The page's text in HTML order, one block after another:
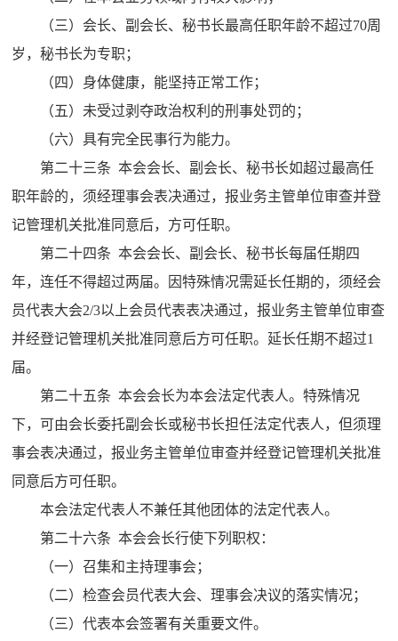
（三）会长、副会长、秘书长最高任职年龄不超过70周
岁，秘书长为专职；
（四）身体健康，能坚持正常工作；
（五）未受过剥夺政治权利的刑事处罚的；
（六）具有完全民事行为能力。
第二十三条 本会会长、副会长、秘书长如超过最高任
职年龄的，须经理事会表决通过，报业务主管单位审查并登
记管理机关批准同意后，方可任职。
第二十四条 本会会长、副会长、秘书长每届任期四
年，连任不得超过两届。因特殊情况需延长任期的，须经会
员代表大会2/3以上会员代表表决通过，报业务主管单位审查
并经登记管理机关批准同意后方可任职。延长任期不超过1
届。
第二十五条 本会会长为本会法定代表人。特殊情况
下，可由会长委托副会长或秘书长担任法定代表人，但须理
事会表决通过，报业务主管单位审查并经登记管理机关批准
同意后方可任职。
本会法定代表人不兼任其他团体的法定代表人。
第二十六条 本会会长行使下列职权：
（一）召集和主持理事会；
（二）检查会员代表大会、理事会决议的落实情况；
（三）代表本会签署有关重要文件。